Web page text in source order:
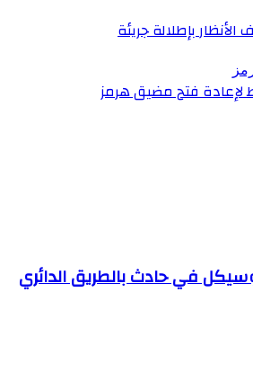
بإطلالة جريئة
في حادث بالطريق الدائري